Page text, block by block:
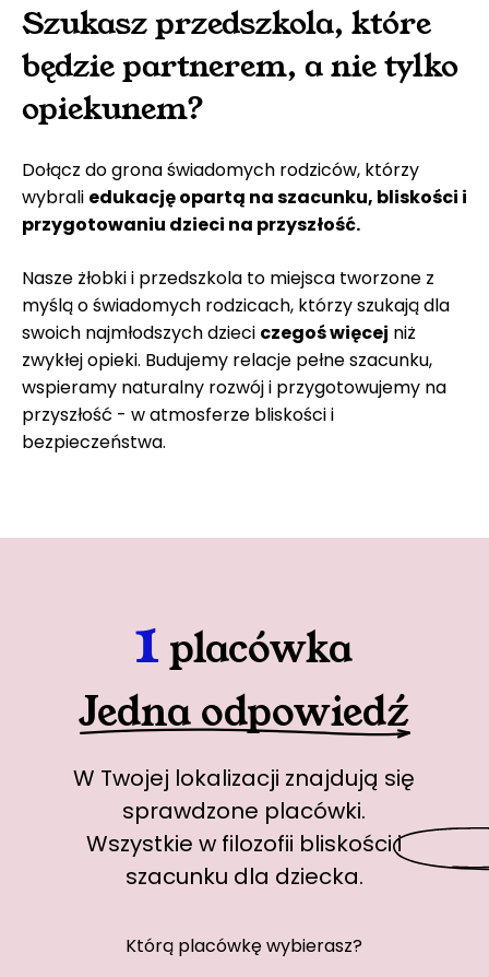
Szukaszprzedszkola, które
będzie partnerem, a nie tylko
opiekunem?
Dołącz do grona świadomych rodziców, którzy
wybrali edukację opartą na szacunku, bliskości i
przygotowaniu dzieci na przyszłość.
Nasze żłobki i przedszkola to miejsca tworzone z
myślą o świadomych rodzicach, którzy szukają dla
swoich najmłodszych dzieci czegoś więcej niż
zwykłej opieki. Budujemy relacje pełne szacunku,
wspieramy naturalny rozwój i przygotowujemy na
przyszłość - w atmosferze bliskości i
bezpieczeństwa.
1placówka
Jedna odpowiedź
W Twojej lokalizacji znajdują się
sprawdzone placówki.
Wszystkie w filozofii bliskościi
szacunku dla dziecka.
Którą placówkę wybierasz?